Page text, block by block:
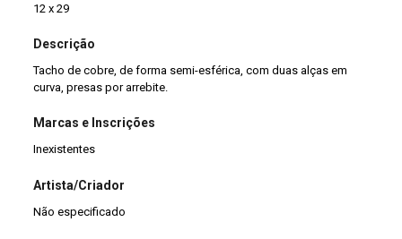
12 x 29
Descrição
Tacho de cobre, de forma semi-esférica, com duas alças em
curva, presas por arrebite.
Marcas e Inscrições
Inexistentes
Artista/Criador
Não especificado